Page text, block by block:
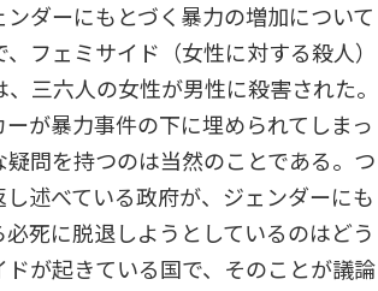
ダーにもとづく暴力の増加について
フェミサイド（女性に対する殺人）
三六人の女性が男性に殺害された。
が暴力事件の下に埋められてしまっ
問を持つのは当然のことである。つ
述べている政府が、ジェンダーにも
死に脱退しようとしているのはどう
が起きている国で、そのことが議論